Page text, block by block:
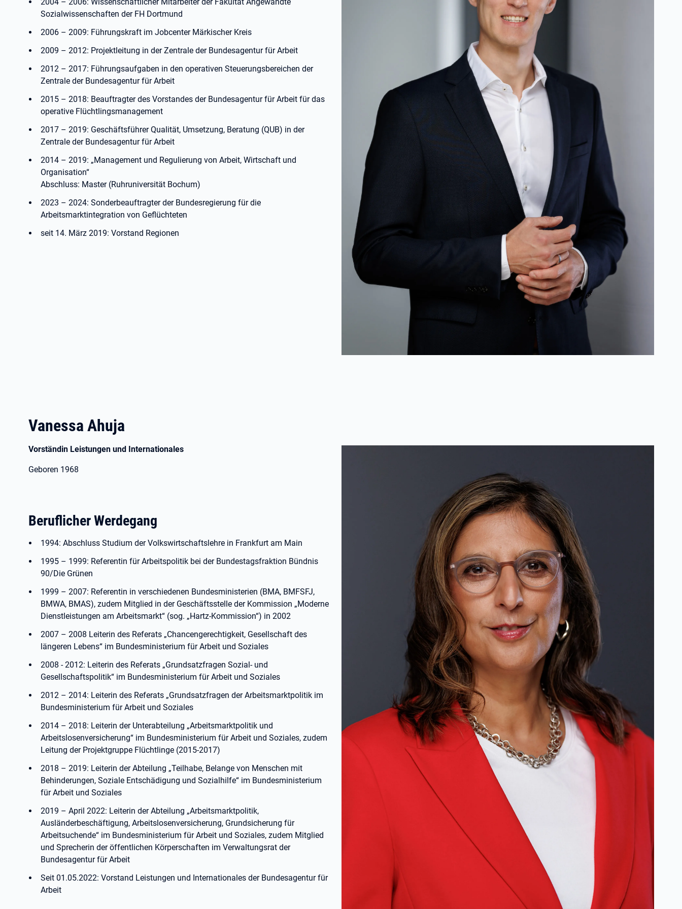
Sozialwissenschaften der FH Dortmund
2006 – 2009: Führungskraft im Jobcenter Märkischer Kreis
2009 – 2012: Projektleitung in der Zentrale der Bundesagentur für Arbeit
2012 – 2017: Führungsaufgaben in den operativen Steuerungsbereichen der
Zentrale der Bundesagentur für Arbeit
2015 – 2018: Beauftragter des Vorstandes der Bundesagentur für Arbeit für das
operative Flüchtlingsmanagement
2017 – 2019: Geschäftsführer Qualität, Umsetzung, Beratung (QUB) in der
Zentrale der Bundesagentur für Arbeit
2014 – 2019: „Management und Regulierung von Arbeit, Wirtschaft und
Organisation“
Abschluss: Master (Ruhruniversität Bochum)
2023 – 2024: Sonderbeauftragter der Bundesregierung für die
Arbeitsmarktintegration von Geflüchteten
seit 14. März 2019: Vorstand Regionen
Vanessa Ahuja
Vorständin Leistungen und Internationales
Geboren 1968
Beruflicher Werdegang
1994: Abschluss Studium der Volkswirtschaftslehre in Frankfurt am Main
1995 – 1999: Referentin für Arbeitspolitik bei der Bundestagsfraktion Bündnis
90/Die Grünen
1999 – 2007: Referentin in verschiedenen Bundesministerien (BMA, BMFSFJ,
BMWA, BMAS), zudem Mitglied in der Geschäftsstelle der Kommission „Moderne
Dienstleistungen am Arbeitsmarkt“ (sog. „Hartz-Kommission“) in 2002
2007 – 2008 Leiterin des Referats „Chancengerechtigkeit, Gesellschaft des
längeren Lebens“ im Bundesministerium für Arbeit und Soziales
2008 - 2012: Leiterin des Referats „Grundsatzfragen Sozial- und
Gesellschaftspolitik“ im Bundesministerium für Arbeit und Soziales
2012 – 2014: Leiterin des Referats „Grundsatzfragen der Arbeitsmarktpolitik im
Bundesministerium für Arbeit und Soziales
2014 – 2018: Leiterin der Unterabteilung „Arbeitsmarktpolitik und
Arbeitslosenversicherung“ im Bundesministerium für Arbeit und Soziales, zudem
Leitung der Projektgruppe Flüchtlinge (2015-2017)
2018 – 2019: Leiterin der Abteilung „Teilhabe, Belange von Menschen mit
Behinderungen, Soziale Entschädigung und Sozialhilfe“ im Bundesministerium
für Arbeit und Soziales
2019 – April 2022: Leiterin der Abteilung „Arbeitsmarktpolitik,
Ausländerbeschäftigung, Arbeitslosenversicherung, Grundsicherung für
Arbeitsuchende“ im Bundesministerium für Arbeit und Soziales, zudem Mitglied
und Sprecherin der öffentlichen Körperschaften im Verwaltungsrat der
Bundesagentur für Arbeit
Seit 01.05.2022: Vorstand Leistungen und Internationales der Bundesagentur für
Arbeit